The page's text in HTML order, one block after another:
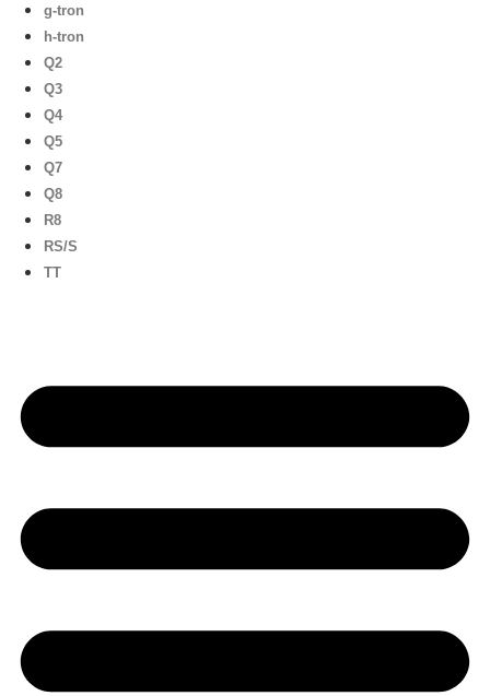
g-tron
h-tron
Q2
Q3
Q4
Q5
Q7
Q8
R8
RS/S
TT